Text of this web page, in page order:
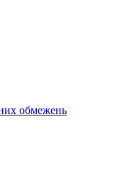
обмежень